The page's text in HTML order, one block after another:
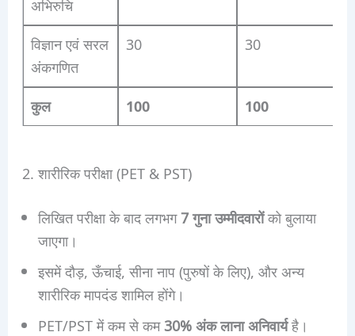
अभिरुचि
विज्ञान एवं सरल
अंकगणित
30 30
कुल 100 100
2. शारीरिक परीक्षा (PET & PST)
लिखित परीक्षा के बाद लगभग7 गुना उम्मीदवारोंको बुलाया
जाएगा।
इसमें दौड़, ऊँचाई, सीना नाप (पुरुषों के लिए), और अन्य
शारीरिक मापदंड शामिल होंगे।
PET/PST में कम से कम30% अंक लाना अनिवार्यहै।